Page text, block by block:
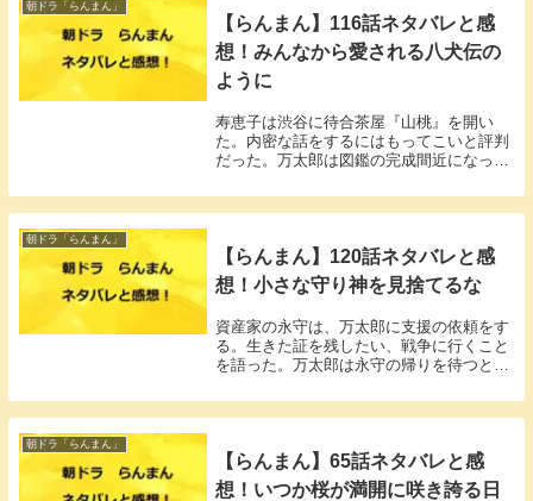
朝ドラ「らんまん」
【らんまん】116話ネタバレと感
想！みんなから愛される八犬伝の
ように
寿恵子は渋谷に待合茶屋『山桃』を開い
た。内密な話をするにはもってこいと評判
だった。万太郎は図鑑の完成間近になって
朝ドラ「らんまん」
【らんまん】120話ネタバレと感
想！小さな守り神を見捨てるな
資産家の永守は、万太郎に支援の依頼をす
る。生きた証を残したい、戦争に行くこと
を語った。万太郎は永守の帰りを待つと約
朝ドラ「らんまん」
【らんまん】65話ネタバレと感
想！いつか桜が満開に咲き誇る日